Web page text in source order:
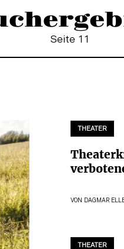
Seite 11
THEATER
VON DAGMAR
THEATER